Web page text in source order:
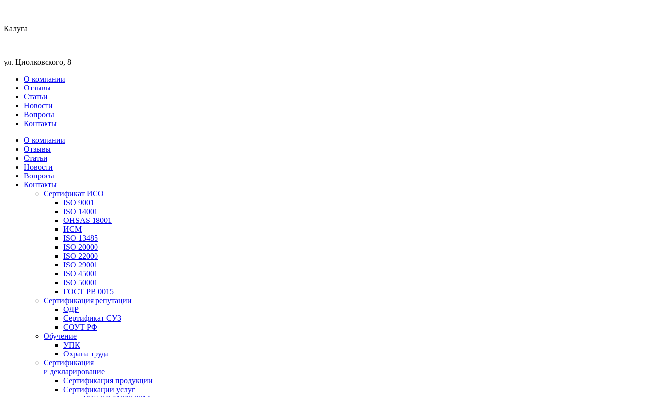
Калуга
ул. Циолковского, 8
О компании
Отзывы
Статьи
Новости
Вопросы
Контакты
О компании
Отзывы
Статьи
Новости
Вопросы
Контакты
Сертификат ИСО
ISO 9001
ISO 14001
OHSAS 18001
ИСМ
ISO 13485
ISO 20000
ISO 22000
ISO 29001
ISO 45001
ISO 50001
ГОСТ РВ 0015
Сертификация репутации
ОДР
Сертификат СУЗ
СОУТ РФ
Обучение
УПК
Охрана труда
Сертификация
и декларирование
Сертификация продукции
Сертификации услуг